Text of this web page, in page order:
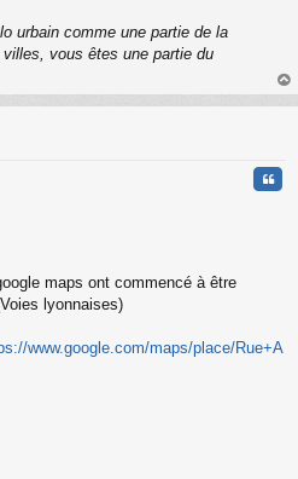
urbain comme une partie de la
vous êtes une partie du
au
maps ont commencé à être
lyonnaises)
www.google.com/maps/place/Rue+A